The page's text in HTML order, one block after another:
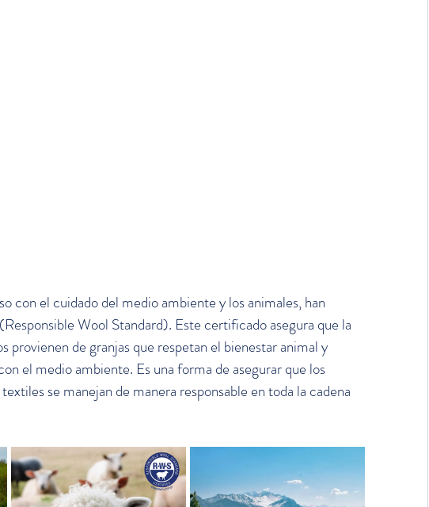
con el cuidado del medio ambiente y los animales, han
Wool Standard). Este certificado asegura que la
provienen de granjas que respetan el bienestar animal y
el medio ambiente. Es una forma de asegurar que los
se manejan de manera responsable en toda la cadena